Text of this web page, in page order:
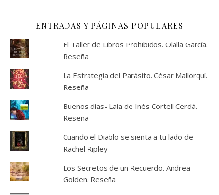
ENTRADAS Y PÁGINAS POPULARES
El Taller de Libros Prohibidos. Olalla García.
Reseña
La Estrategia del Parásito. César Mallorquí.
Reseña
Buenos días- Laia de Inés Cortell Cerdá.
Reseña
Cuando el Diablo se sienta a tu lado de
Rachel Ripley
Los Secretos de un Recuerdo. Andrea
Golden. Reseña